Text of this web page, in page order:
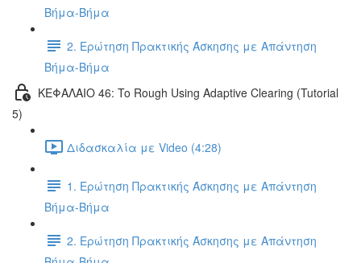
Βήμα-Βήμα
2. Ερώτηση Πρακτικής Άσκησης με Απάντηση
Βήμα-Βήμα
ΚΕΦΑΛΑΙΟ 46: To Rough Using Adaptive Clearing (Tutorial
5)
Διδασκαλία με Video (4:28)
1. Ερώτηση Πρακτικής Άσκησης με Απάντηση
Βήμα-Βήμα
2. Ερώτηση Πρακτικής Άσκησης με Απάντηση